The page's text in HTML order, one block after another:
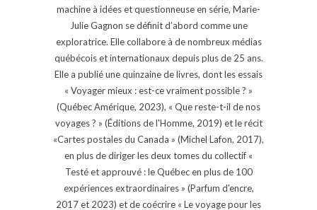
machine à idées et questionneuse en série, Marie-
Julie Gagnon se définit d’abord comme une
exploratrice. Elle collabore à de nombreux médias
québécois et internationaux depuis plus de 25 ans.
Elle a publié une quinzaine de livres, dont les essais
« Voyager mieux : est-ce vraiment possible ? »
(Québec Amérique, 2023), « Que reste-t-il de nos
voyages ? » (Éditions de l'Homme, 2019) et le récit
«Cartes postales du Canada » (Michel Lafon, 2017),
en plus de diriger les deux tomes du collectif «
Testé et approuvé : le Québec en plus de 100
expériences extraordinaires » (Parfum d'encre,
2017 et 2023) et de coécrire « Le voyage pour les